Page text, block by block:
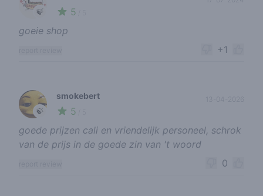
🍃 5
goeie shop
+1
🍃
smokebert
5
13-04-2026
goede prijzen cali en vriendelijk personeel, schrok
van de prijs in de goede zin van 't woord
0